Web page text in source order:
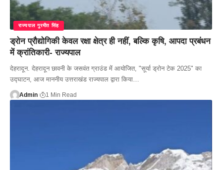
राज्यपाल गुरमीत सिंह
ड्रोन प्रौद्योगिकी केवल रक्षा क्षेत्र ही नहीं, बल्कि कृषि, आपदा प्रबंधन
में क्रांतिकारी- राज्यपाल
देहरादून. देहरादून छावनी के जसवंत ग्राउंड में आयोजित, "सूर्या ड्रोन टेक 2025" का
उद्घाटन, आज माननीय उत्तराखंड राज्यपाल द्वारा किया…
Admin 1 Min Read